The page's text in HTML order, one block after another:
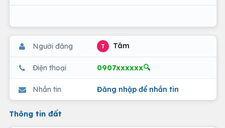
Người đăng T Tâm
Điện thoại 0907xxxxxx🔍
Nhắn tin Đăng nhập để nhắn tin
Thông tin đất